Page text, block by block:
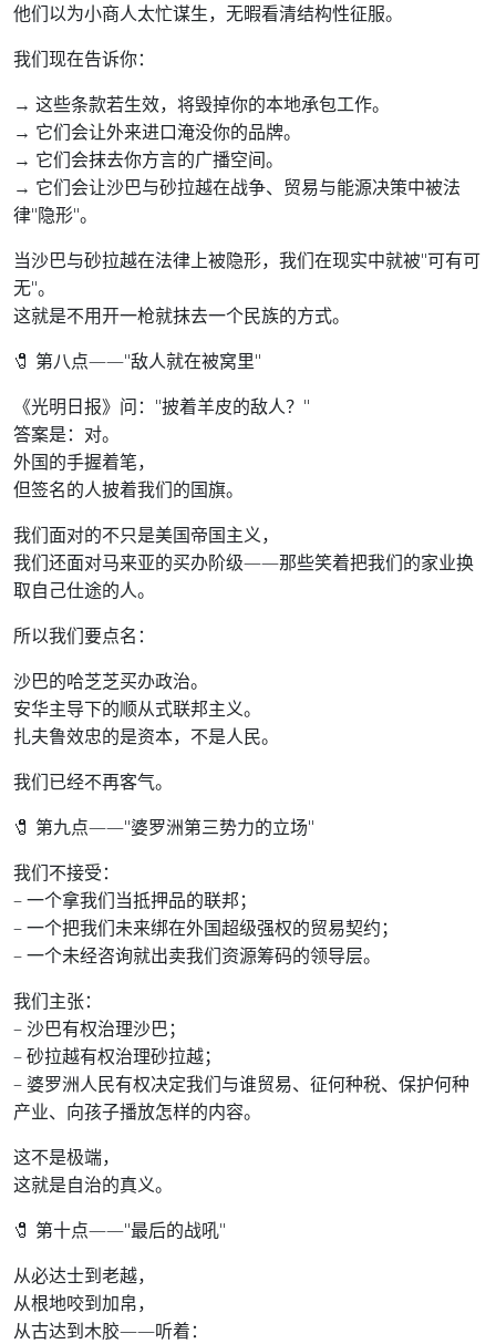
他们以为小商人太忙谋生，无暇看清结构性征服。
我们现在告诉你：
→ 这些条款若生效，将毁掉你的本地承包工作。
→ 它们会让外来进口淹没你的品牌。
→ 它们会抹去你方言的广播空间。
→ 它们会让沙巴与砂拉越在战争、贸易与能源决策中被法
律"隐形"。
当沙巴与砂拉越在法律上被隐形，我们在现实中就被"可有可
无"。
这就是不用开一枪就抹去一个民族的方式。
🧷 第八点——"敌人就在被窝里"
《光明日报》问："披着羊皮的敌人？"
答案是：对。
外国的手握着笔，
但签名的人披着我们的国旗。
我们面对的不只是美国帝国主义，
我们还面对马来亚的买办阶级——那些笑着把我们的家业换
取自己仕途的人。
所以我们要点名：
沙巴的哈芝芝买办政治。
安华主导下的顺从式联邦主义。
扎夫鲁效忠的是资本，不是人民。
我们已经不再客气。
🧷 第九点——"婆罗洲第三势力的立场"
我们不接受：
– 一个拿我们当抵押品的联邦；
– 一个把我们未来绑在外国超级强权的贸易契约；
– 一个未经咨询就出卖我们资源筹码的领导层。
我们主张：
– 沙巴有权治理沙巴；
– 砂拉越有权治理砂拉越；
– 婆罗洲人民有权决定我们与谁贸易、征何种税、保护何种
产业、向孩子播放怎样的内容。
这不是极端，
这就是自治的真义。
🧷 第十点——"最后的战吼"
从必达士到老越，
从根地咬到加帛，
从古达到木胶——听着：